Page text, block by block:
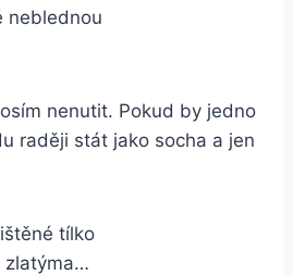
neblednou
nenutit. Pokud by jedno
raději stát jako socha a jen
tílko
zlatýma…